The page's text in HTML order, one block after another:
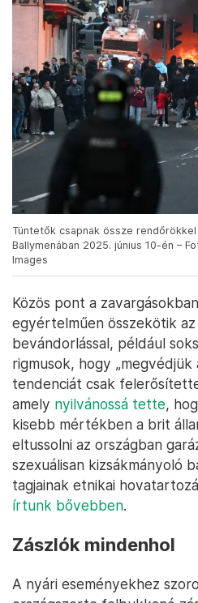
Tüntetők csapnak össze
Ballymenában 2025. június 10-én –
Images
Közös pont a
egyértelműen összekötik
bevándorlással, például
rigmusok, hogy „megvédjük
tendenciát csak
amely nyilvánossá tette,
kisebb mértékben a brit
eltussolni az országban
szexuálisan kizsákmányoló
tagjainak etnikai
írtunk bővebben.
Zászlók mindenhol
A nyári eseményekhez